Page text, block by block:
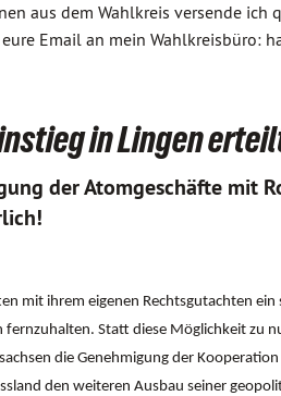
aus dem Wahlkreis versende
Email an mein Wahlkreisbüro:
in Lingen
der Atomgeschäfte mit
mit ihrem eigenen Rechtsgutachten ein
fernzuhalten. Statt diese Möglichkeit zu
die Genehmigung der
den weiteren Ausbau seiner